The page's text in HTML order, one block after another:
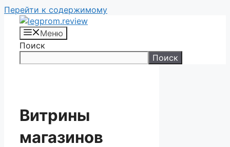
Перейти к содержимому
Меню
Поиск
Поиск
Витрины
магазинов